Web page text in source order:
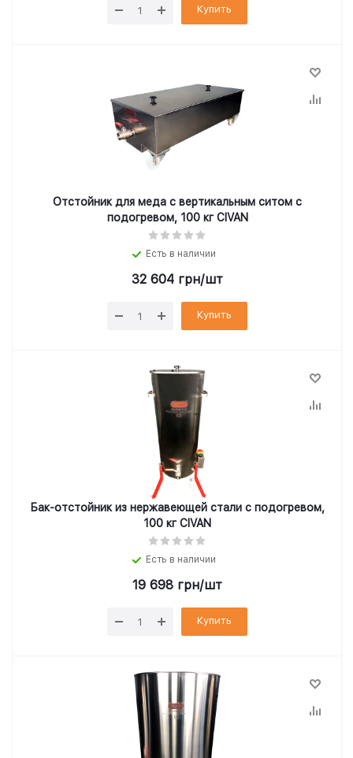
Купить
Отстойник для меда с вертикальным ситом с
подогревом, 100 кг CIVAN
Есть в наличии
32 604 грн/шт
Купить
Бак-отстойник из нержавеющей стали с подогревом,
100 кг CIVAN
Есть в наличии
19 698 грн/шт
Купить